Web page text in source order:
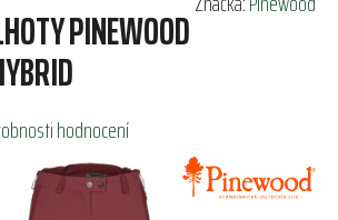
PINEWOOD
hodnocení